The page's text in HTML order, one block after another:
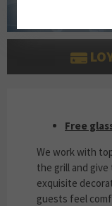
FREEFree
We work with
the grill and
exquisite
guests feel